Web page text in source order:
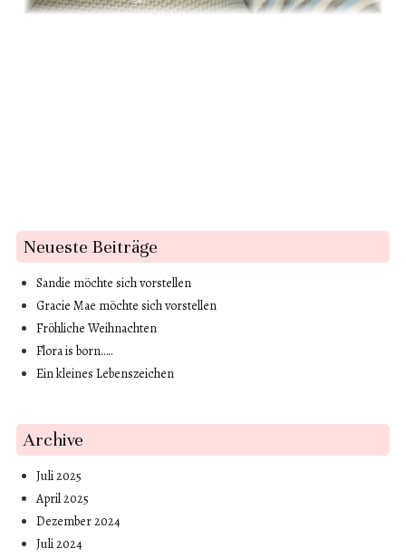
Neueste Beiträge
Sandie möchte sich vorstellen
Gracie Mae möchte sich vorstellen
Fröhliche Weihnachten
Flora is born…..
Ein kleines Lebenszeichen
Archive
Juli 2025
April 2025
Dezember 2024
Juli 2024